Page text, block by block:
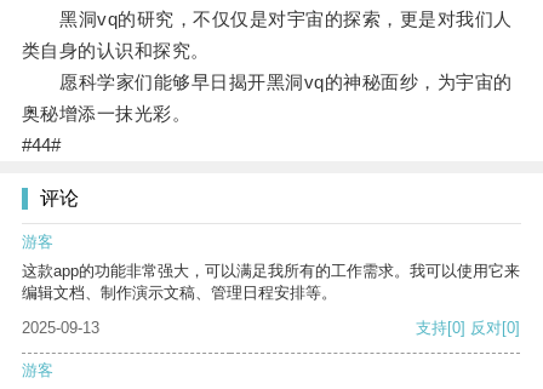
黑洞vq的研究，不仅仅是对宇宙的探索，更是对我们人
类自身的认识和探究。
愿科学家们能够早日揭开黑洞vq的神秘面纱，为宇宙的
奥秘增添一抹光彩。
#44#
评论
游客
这款app的功能非常强大，可以满足我所有的工作需求。我可以使用它来
编辑文档、制作演示文稿、管理日程安排等。
2025-09-13
支持[0] 反对[0]
游客